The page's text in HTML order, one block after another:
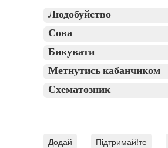
Людобуйство
Сова
Бикувати
Метнутись кабанчиком
Схематозник
Додай Підтримай!те